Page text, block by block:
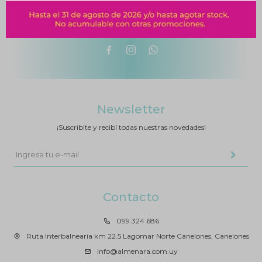
  
Contacto
099 324 686
Ruta Interbalnearia km 22.5 Lagomar Norte Canelones, Canelones
info@almenara.com.uy
Newsletter
¡Suscribite y recibí todas nuestras novedades!